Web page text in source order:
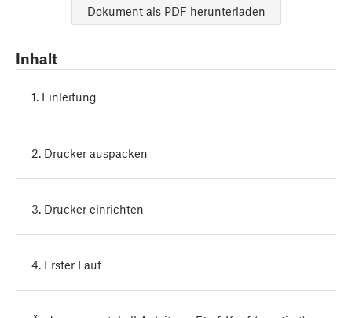
Dokument als PDF herunterladen
Inhalt
1. Einleitung
2. Drucker auspacken
3. Drucker einrichten
4. Erster Lauf